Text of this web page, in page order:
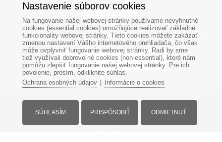
NEWSLETTER
Chcete od nás dostávať novinky priamo na Váš e-mail?
© Všetky práva vyhradené - www.remienky.sk
Nastavenie súborov cookies
Na fungovanie našej webovej stránky používame nevyhnutné
cookies (essential cookies) umožňujúce realizovať základné
funkcionality webovej stránky. Tieto cookies môžete zakázať
zmenou nastavení Vášho internetového prehliadača, čo však
môže ovplyvniť fungovanie webovej stránky. Radi by sme
tiež využívali dobrovoľné cookies (non-essential), ktoré nám
pomôžu zlepšiť fungovanie našej webovej stránky. Pre ich
povolenie, prosím, odkliknite súhlas.
Ochrana osobných údajov| Informácie o cookies
SÚHLASÍM PRISPÔSOBIŤ ODMIETNUŤ